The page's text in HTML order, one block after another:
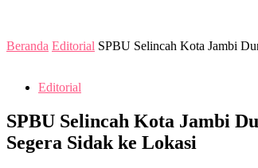
Beranda Editorial SPBU Selincah Kota Jambi
Editorial
SPBU Selincah Kota Jambi
Segera Sidak ke Lokasi